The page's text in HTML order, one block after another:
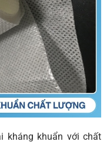
kháng khuẩn với chất